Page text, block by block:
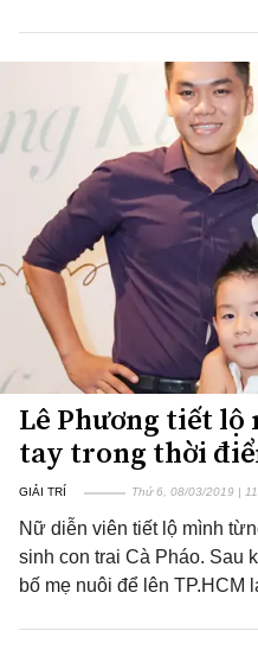
Lê Phương tiết
tay trong thời
GIẢI TRÍ Thứ 6, 08/03/2019 |
Nữ diễn viên tiết lộ mình
sinh con trai Cà Pháo. Sau
bố mẹ nuôi để lên TP.HCM